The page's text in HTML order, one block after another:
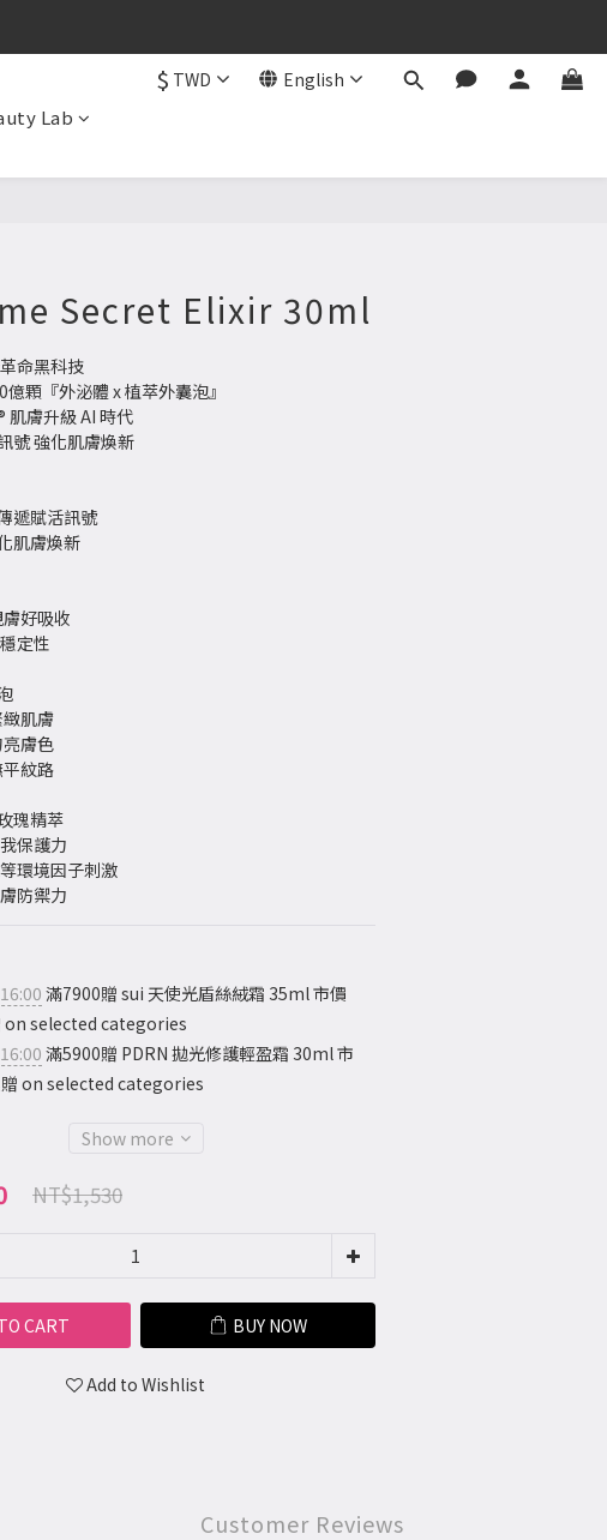
$ TWD English
Lab
Secret Elixir 30ml
命黑科技
顆『外泌體 x 植萃外囊泡』
肌膚升級 AI 時代
號 強化肌膚煥新
遞賦活訊號
肌膚煥新
好吸收
定性
緻肌膚
亮膚色
平紋路
瑰精萃
保護力
環境因子刺激
防禦力
滿7900贈 sui 天使光盾絲絨霜 35ml 市價
on selected categories
滿5900贈 PDRN 拋光修護輕盈霜 30ml 市
on selected categories
Show more
NT$1,530
CART BUY NOW
Add to Wishlist
Customer Reviews